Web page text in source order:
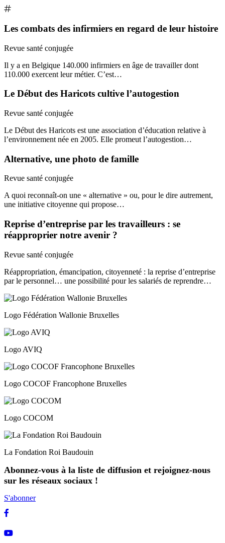
Les combats des infirmiers en regard de leur histoire
Revue santé conjugée
Il y a en Belgique 140.000 infirmiers en âge de travailler dont
110.000 exercent leur métier. C’est…
Le Début des Haricots cultive l’autogestion
Revue santé conjugée
Le Début des Haricots est une association d’éducation relative à
l’environnement née en 2005. Elle promeut l’autogestion…
Alternative, une photo de famille
Revue santé conjugée
A quoi reconnaît-on une « alternative » ou, pour le dire autrement,
une initiative citoyenne qui propose…
Reprise d’entreprise par les travailleurs : se
réapproprier notre avenir ?
Revue santé conjugée
Réappropriation, émancipation, citoyenneté : la reprise d’entreprise
par le personnel… une possibilité pour les salariés de reprendre…
Logo Fédération Wallonie Bruxelles
Logo AVIQ
Logo COCOF Francophone Bruxelles
Logo COCOM
La Fondation Roi Baudouin
Abonnez-vous à la liste de diffusion et rejoignez-nous
sur les réseaux sociaux !
S'abonner